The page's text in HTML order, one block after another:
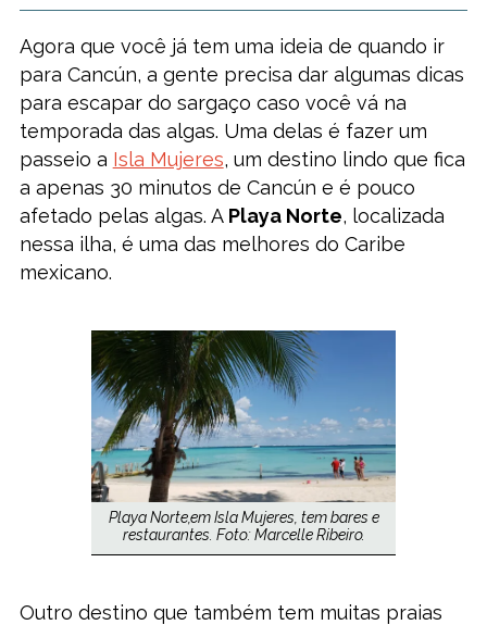
Agora que você já tem uma ideia de quando ir
para Cancún, a gente precisa dar algumas dicas
para escapar do sargaço caso você vá na
temporada das algas. Uma delas é fazer um
passeio a Isla Mujeres, um destino lindo que fica
a apenas 30 minutos de Cancún e é pouco
afetado pelas algas. A Playa Norte, localizada
nessa ilha, é uma das melhores do Caribe
mexicano.
Playa Norte,em Isla Mujeres, tem bares e
restaurantes. Foto: Marcelle Ribeiro.
Outro destino que também tem muitas praias